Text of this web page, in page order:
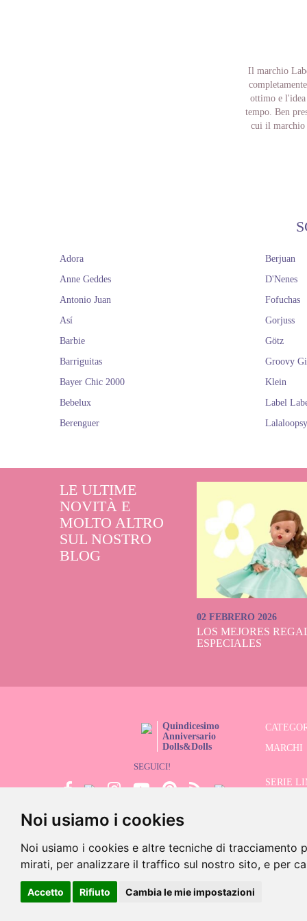
Noi usiamo i cookies
Noi usiamo i cookies e altre tecniche di tracciamento
mirati, per analizzare il traffico sul nostro sito, e per
Accetto Rifiuto Cambia le mie impostazioni
Il marchio
ottimo e l'idea
tempo. Ben
cui il marchio
Adora
Anne Geddes
Antonio Juan
Así
Barbie
Barriguitas
Bayer Chic 2000
Bebelux
Berenguer
Berjuan
D'Nenes
Fofuchas
Gorjuss
Götz
Groovy
Klein
Label
Lalaloopsy
LE ULTIME
NOVITÀ E
MOLTO ALTRO
SUL NOSTRO
BLOG
02 FEBRERO 2026
LOS MEJORES
ESPECIALES
Quindicesimo
Anniversario
Dolls&Dolls
SEGUICI!
MARCHI
SERIE